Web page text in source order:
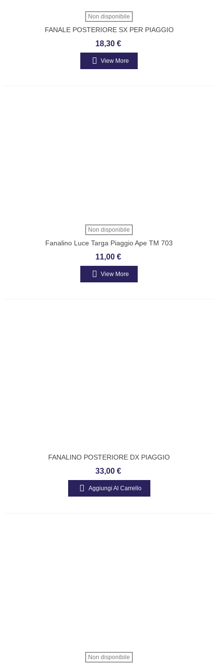
Non disponibile
FANALE POSTERIORE SX PER PIAGGIO
APE TM 703 DIESEL PIAGGIO 566124
18,30 €
View More
Non disponibile
Fanalino Luce Targa Piaggio Ape TM 703
Cod. 567840
11,00 €
View More
FANALINO POSTERIORE DX PIAGGIO
APE MP 155634
33,00 €
Aggiungi Al Carrello
Non disponibile